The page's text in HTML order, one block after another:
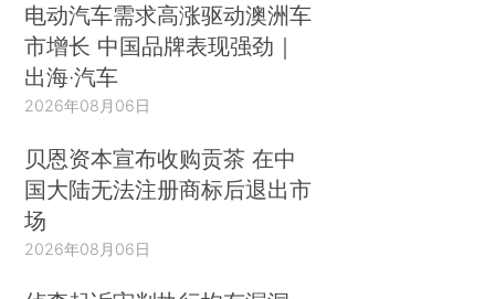
电动汽车需求高涨驱动澳洲车
市增长 中国品牌表现强劲｜
出海·汽车
2026年08月06日
贝恩资本宣布收购贡茶 在中
国大陆无法注册商标后退出市
场
2026年08月06日